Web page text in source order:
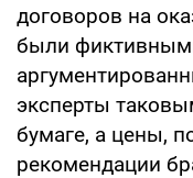
договоров на
были
эксперты
бумаге, а цены,
рекомендации